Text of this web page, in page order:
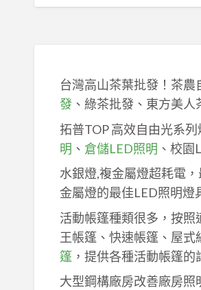
台灣高山茶葉批發！茶農
發、綠茶批發、東方美人
拓普TOP 高效自由光系
明 、 倉儲LED照明 、校園
水銀燈,複金屬燈超耗電
金屬燈的最佳LED照明燈
活動帳篷種類很多，按
王帳篷、快速帳篷、屋式
篷，提供各種活動帳篷的
大型鋼構廠房改善廠房照